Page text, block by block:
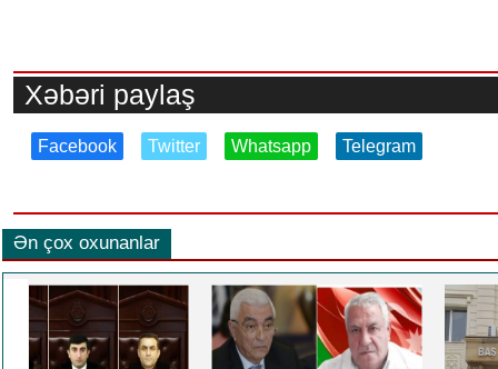
Xəbəri paylaş
Facebook Twitter Whatsapp Telegram
Ən çox oxunanlar